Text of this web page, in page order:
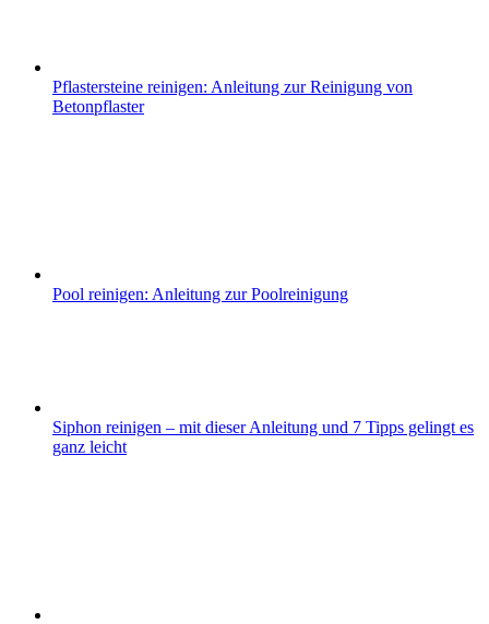
Pflastersteine reinigen: Anleitung zur Reinigung von
Betonpflaster
Pool reinigen: Anleitung zur Poolreinigung
Siphon reinigen – mit dieser Anleitung und 7 Tipps gelingt es
ganz leicht